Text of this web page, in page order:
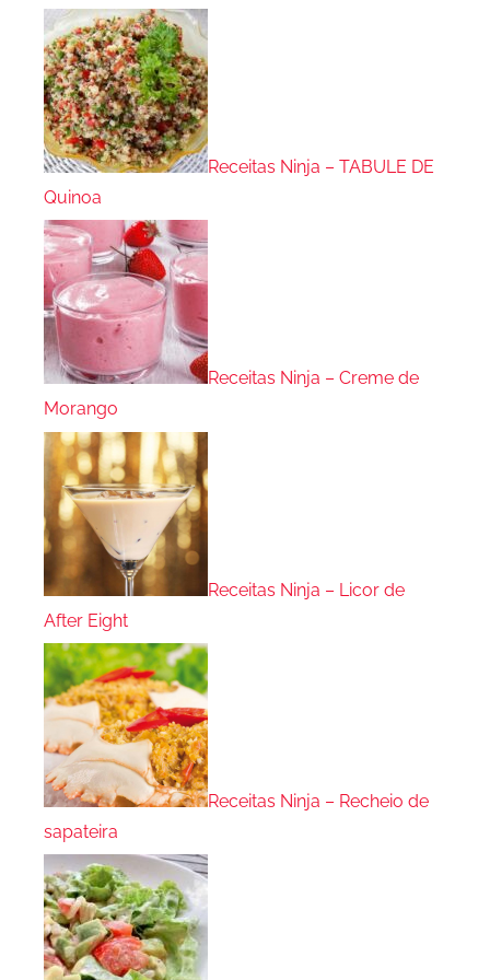
Receitas Ninja – TABULE DE
Quinoa
Receitas Ninja – Creme de
Morango
Receitas Ninja – Licor de
After Eight
Receitas Ninja – Recheio de
sapateira